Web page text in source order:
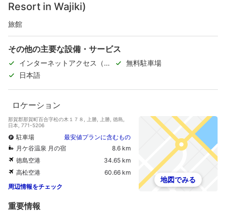
Resort in Wajiki)
旅館
その他の主要な設備・サービス
インターネットアクセス（無
料）
無料駐車場
日本語
ロケーション
那賀郡那賀町百合字松の木１７８, 上勝, 上勝, 徳島,
日本, 771-5206
駐車場
最安値プランに含むもの
月ケ谷温泉 月の宿
8.6 km
徳島空港
34.65 km
高松空港
60.66 km
周辺情報をチェック
地図でみる
重要情報